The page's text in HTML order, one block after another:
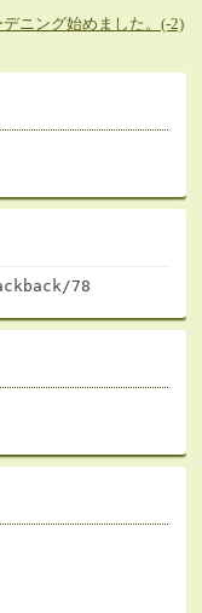
デニング始めました。(-2)
78